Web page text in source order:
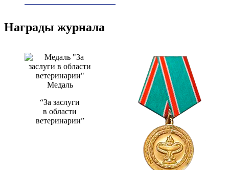
Награды журнала
Медаль
“За заслуги
в области
ветеринарии”